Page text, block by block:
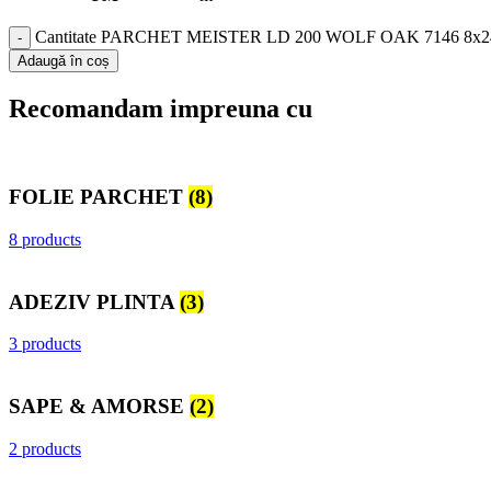
Cantitate PARCHET MEISTER LD 200 WOLF OAK 7146
Adaugă în coș
Recomandam impreuna cu
FOLIE PARCHET (8)
8 products
ADEZIV PLINTA (3)
3 products
SAPE & AMORSE (2)
2 products